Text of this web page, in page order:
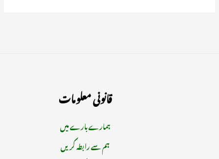
قانونی معلومات
ہمارے بارے میں
ہم سے رابطہ کریں